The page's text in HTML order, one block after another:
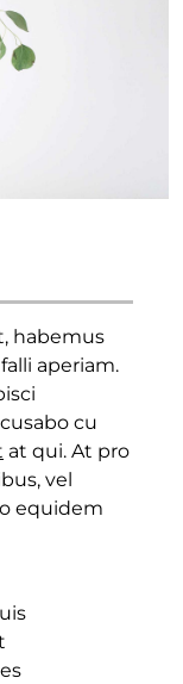
habemus
aperiam.
cu
at qui. At pro
vel
equidem